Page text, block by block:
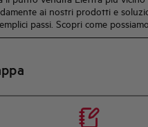
ai nostri prodotti e
passi. Scopri come